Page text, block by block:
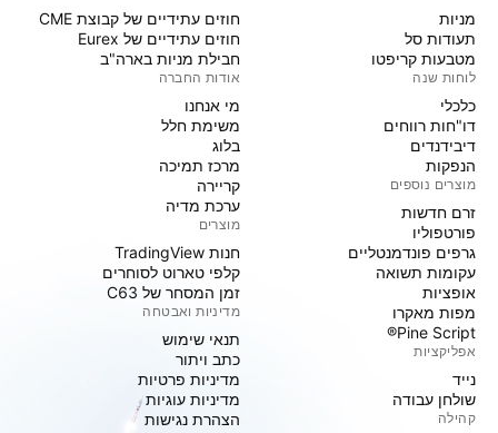
מניות‏
תעודות סל
מטבעות קריפטו
לוחות שנה
כלכלי
דו"חות רווחים
דיבידנדים
הנפקות
מוצרים נוספים
זרם חדשות
פורטפוליו
גרפים פונדמנטליים
עקומות תשואה
אופציות
מפות מאקרו
Pine Script®
אפליקציות
נייד
שולחן עבודה
קהילה
חוזים עתידיים של קבוצת CME
חוזים עתידיים של Eurex
חבילת מניות בארה"ב
אודות החברה
מי אנחנו
משימת חלל
בלוג
מרכז תמיכה
קריירה
ערכת מדיה
מוצרים
חנות TradingView
קלפי טארוט לסוחרים
זמן המסחר של C63
מדיניות ואבטחה
תנאי שימוש
כתב ויתור
מדיניות פרטיות
מדיניות עוגיות
הצהרת נגישות